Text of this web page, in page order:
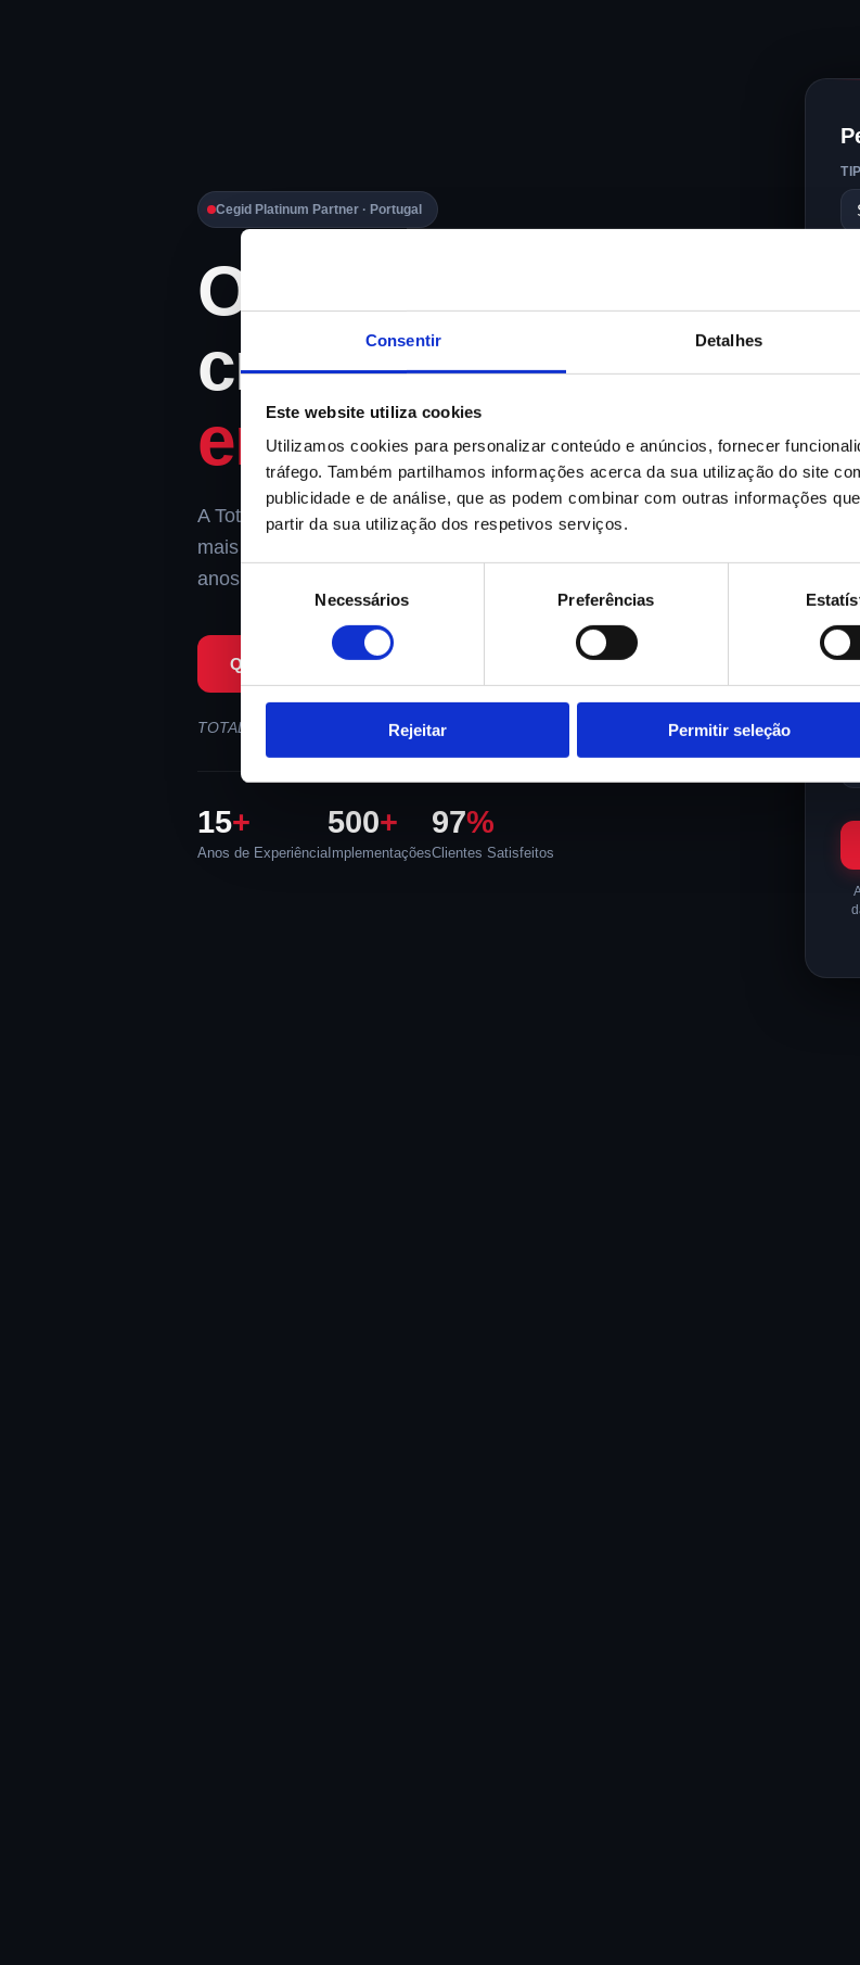
Consentir Detalhes
Este website utiliza cookies
Utilizamos cookies para personalizar conteúdo e anúncios, fornecer
tráfego. Também partilhamos informações acerca da sua utilização do site
publicidade e de análise, que as podem combinar com outras informações
partir da sua utilização dos respetivos serviços.
consentimento
Necessários Preferências
Rejeitar Permitir seleção
Cegid Platinum Partner · Portugal
O ERP que faz
crescer a sua
empresa.
A Totalsoft implementa oCegid PHC— o software de gestão
mais utilizado pelas PME portuguesas — com mais de 15
anos de experiência certificada e suporte dedicado.
Quero uma Demo Gratuita → Ver Soluções
TOTALSOFT - O nosso negócio é o seu !
15+
Anos de Experiência
500+
Implementações
97%
Clientes Satisfeitos